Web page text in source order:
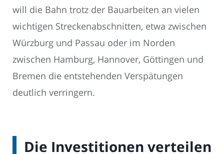
will die Bahn trotz der Bauarbeiten an vielen
wichtigen Streckenabschnitten, etwa zwischen
Würzburg und Passau oder im Norden
zwischen Hamburg, Hannover, Göttingen und
Bremen die entstehenden Verspätungen
deutlich verringern.
Die Investitionen verteilen